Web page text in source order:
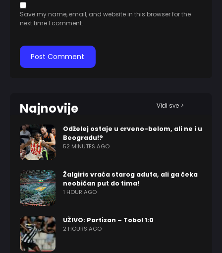
Save my name, email, and website in this browser for the
next time I comment.
Najnovije Vidi sve >
Odželej ostaje u crveno-belom, ali ne i u
Beogradu!?
52 MINUTES AGO
Žalgiris vraća starog aduta, ali ga čeka
neobičan put do tima!
1 HOUR AGO
UŽIVO: Partizan – Tobol 1:0
2 HOURS AGO